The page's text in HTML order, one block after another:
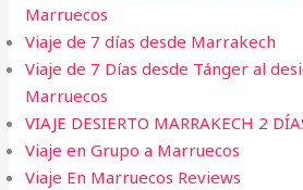
Marruecos
Viaje de 7 días desde Marrakech
Viaje de 7 Días desde Tánger al
Marruecos
VIAJE DESIERTO MARRAKECH 2
Viaje en Grupo a Marruecos
Viaje En Marruecos Reviews